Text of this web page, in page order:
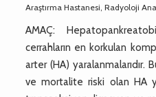
Araştırma Hastanesi, Radyoloji
AMAÇ:
cerrahların en korkulan
arter (HA) yaralanmalarıdır.
ve mortalite riski olan HA